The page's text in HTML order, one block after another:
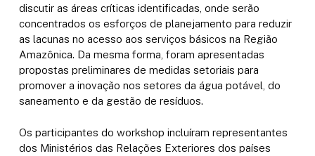
discutir as áreas críticas identificadas, onde serão
concentrados os esforços de planejamento para reduzir
as lacunas no acesso aos serviços básicos na Região
Amazônica. Da mesma forma, foram apresentadas
propostas preliminares de medidas setoriais para
promover a inovação nos setores da água potável, do
saneamento e da gestão de resíduos.
Os participantes do workshop incluíram representantes
dos Ministérios das Relações Exteriores dos países